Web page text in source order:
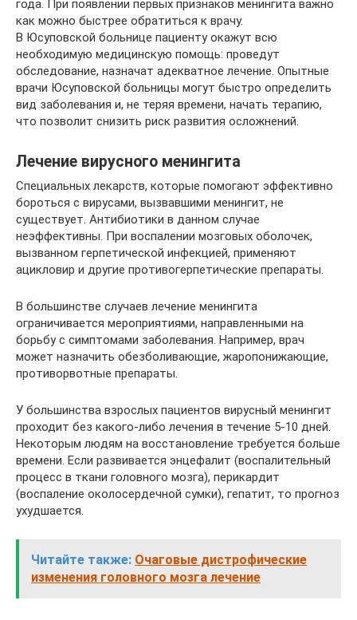
года. При появлении первых признаков менингита важно
как можно быстрее обратиться к врачу.
В Юсуповской больнице пациенту окажут всю
необходимую медицинскую помощь: проведут
обследование, назначат адекватное лечение. Опытные
врачи Юсуповской больницы могут быстро определить
вид заболевания и, не теряя времени, начать терапию,
что позволит снизить риск развития осложнений.
Лечение вирусного менингита
Специальных лекарств, которые помогают эффективно
бороться с вирусами, вызвавшими менингит, не
существует. Антибиотики в данном случае
неэффективны. При воспалении мозговых оболочек,
вызванном герпетической инфекцией, применяют
ацикловир и другие противогерпетические препараты.
В большинстве случаев лечение менингита
ограничивается мероприятиями, направленными на
борьбу с симптомами заболевания. Например, врач
может назначить обезболивающие, жаропонижающие,
противорвотные препараты.
У большинства взрослых пациентов вирусный менингит
проходит без какого-либо лечения в течение 5-10 дней.
Некоторым людям на восстановление требуется больше
времени. Если развивается энцефалит (воспалительный
процесс в ткани головного мозга), перикардит
(воспаление околосердечной сумки), гепатит, то прогноз
ухудшается.
Читайте также: Очаговые дистрофические
изменения головного мозга лечение